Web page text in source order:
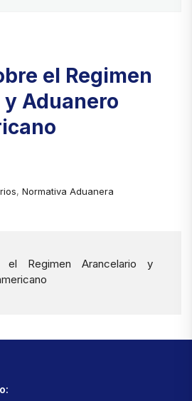
el Regimen
Aduanero
, Normativa Aduanera
el Regimen Arancelario y